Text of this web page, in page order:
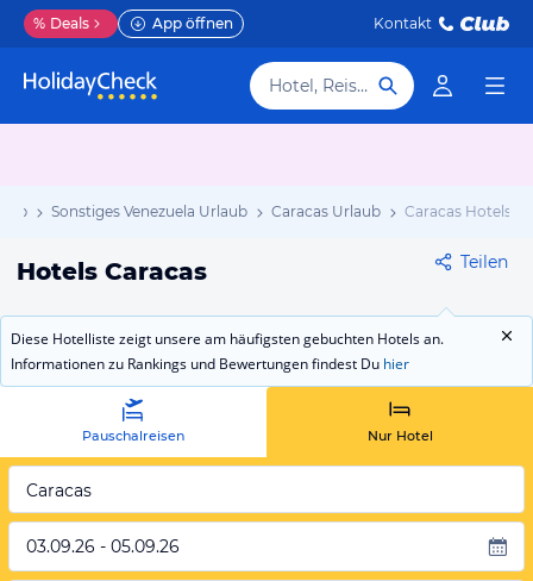
% Deals App öffnen Kontakt
Hotel, Reiseziel
Sonstiges Venezuela Urlaub Caracas Urlaub Caracas Hotels
Hotels Caracas Teilen
Diese Hotelliste zeigt unsere am häufigsten gebuchten Hotels an.
Informationen zu Rankings und Bewertungen findest Du hier
Pauschalreisen Nur Hotel
Caracas
03.09.26 - 05.09.26